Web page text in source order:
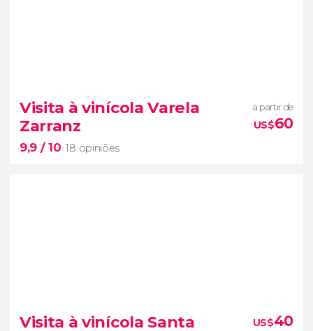
113 opiniões
jantar e espetáculo no restaurante
Primuseum
Visita à vinícola Varela
Zarranz
9,9 / 10 18 opiniões
a partir de
US$60
18 opiniões
Visita à vinícola Santa
US$40